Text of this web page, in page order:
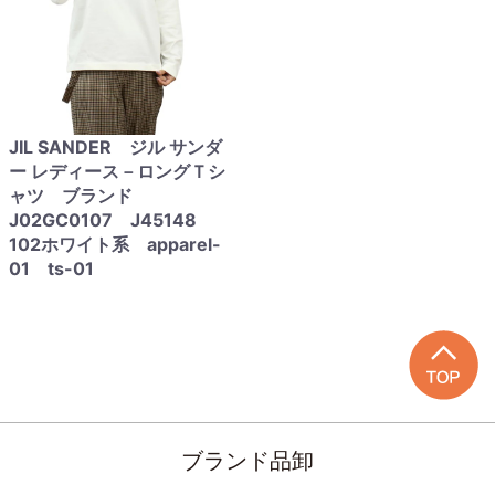
JIL SANDER ジル サンダ
ー レディース－ロングＴシ
ャツ ブランド
J02GC0107 J45148
102ホワイト系 apparel-
01 ts-01
ブランド品卸